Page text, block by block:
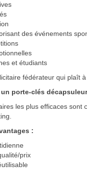
des événements
et étudiants
fédérateur qui plaît
porte-clés
les plus efficaces sont
:
prix